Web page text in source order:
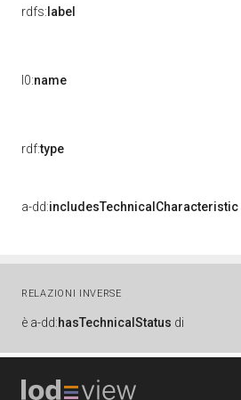
rdfs: label
l0:name
rdf:type
a-dd:includesTechnicalCharacteristic
RELAZIONI INVERSE
è a-dd:hasTechnicalStatus di